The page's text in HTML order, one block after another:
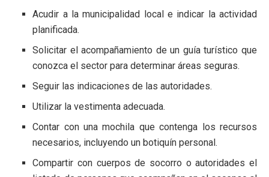
Acudir a la municipalidad local e indicar la actividad
planificada.
Solicitar el acompañamiento de un guía turístico que
conozca el sector para determinar áreas seguras.
Seguir las indicaciones de las autoridades.
Utilizar la vestimenta adecuada.
Contar con una mochila que contenga los recursos
necesarios, incluyendo un botiquín personal.
Compartir con cuerpos de socorro o autoridades el